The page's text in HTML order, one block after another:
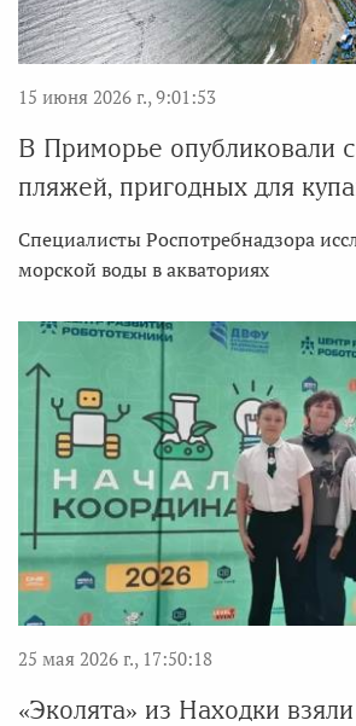
15 июня 2026 г., 9:01:53
В Приморье опубликовали
пляжей, пригодных для
Специалисты Роспотребнадзора
морской воды в акваториях
25 мая 2026 г., 17:50:18
«Эколята» из Находки